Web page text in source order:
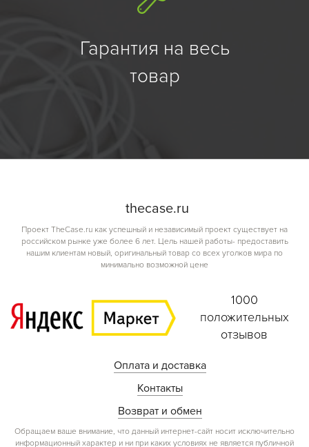
Гарантия на весь
товар
thecase.ru
Проект TheCase.ru как успешный и независимый проект существует на
российском рынке уже более 6 лет. Цель нашей работы- предоставить
нашим клиентам новый, оригинальный товар со всех уголков мира по
минимально возможной цене
1000
положительных
отзывов
Оплата и доставка
Контакты
Возврат и обмен
Обращаем ваше внимание, что данный интернет-сайт носит исключительно
информационный характер и ни при каких условиях не является публичной